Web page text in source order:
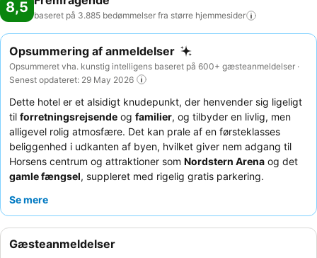
8,5 baseret på 3.885 bedømmelser fra større hjemmesider
Opsummering af anmeldelser
Opsummeret vha. kunstig intelligens baseret på 600+ gæsteanmeldelser ·
Senest opdateret: 29 May 2026
Dette hotel er et alsidigt knudepunkt, der henvender sig ligeligt
til forretningsrejsende og familier, og tilbyder en livlig, men
alligevel rolig atmosfære. Det kan prale af en førsteklasses
beliggenhed i udkanten af byen, hvilket giver nem adgang til
Horsens centrum og attraktioner som Nordstern Arena og det
gamle fængsel, suppleret med rigelig gratis parkering.
traditionel sauna, samt lyse og funktionelle mødefaciliteter.
høj kvalitet. For et mere roligt ophold kan gæsterne anmode om
Se mere
Gæsteanmeldelser